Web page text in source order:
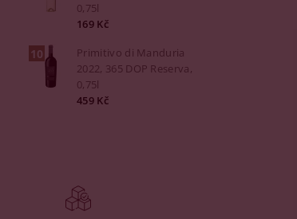
0,75l
169 Kč
Primitivo di Manduria
2022, 365 DOP Reserva,
0,75l
459 Kč